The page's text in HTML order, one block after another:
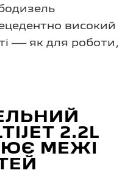
високий
— як для роботи,
2.2L
МЕЖІ